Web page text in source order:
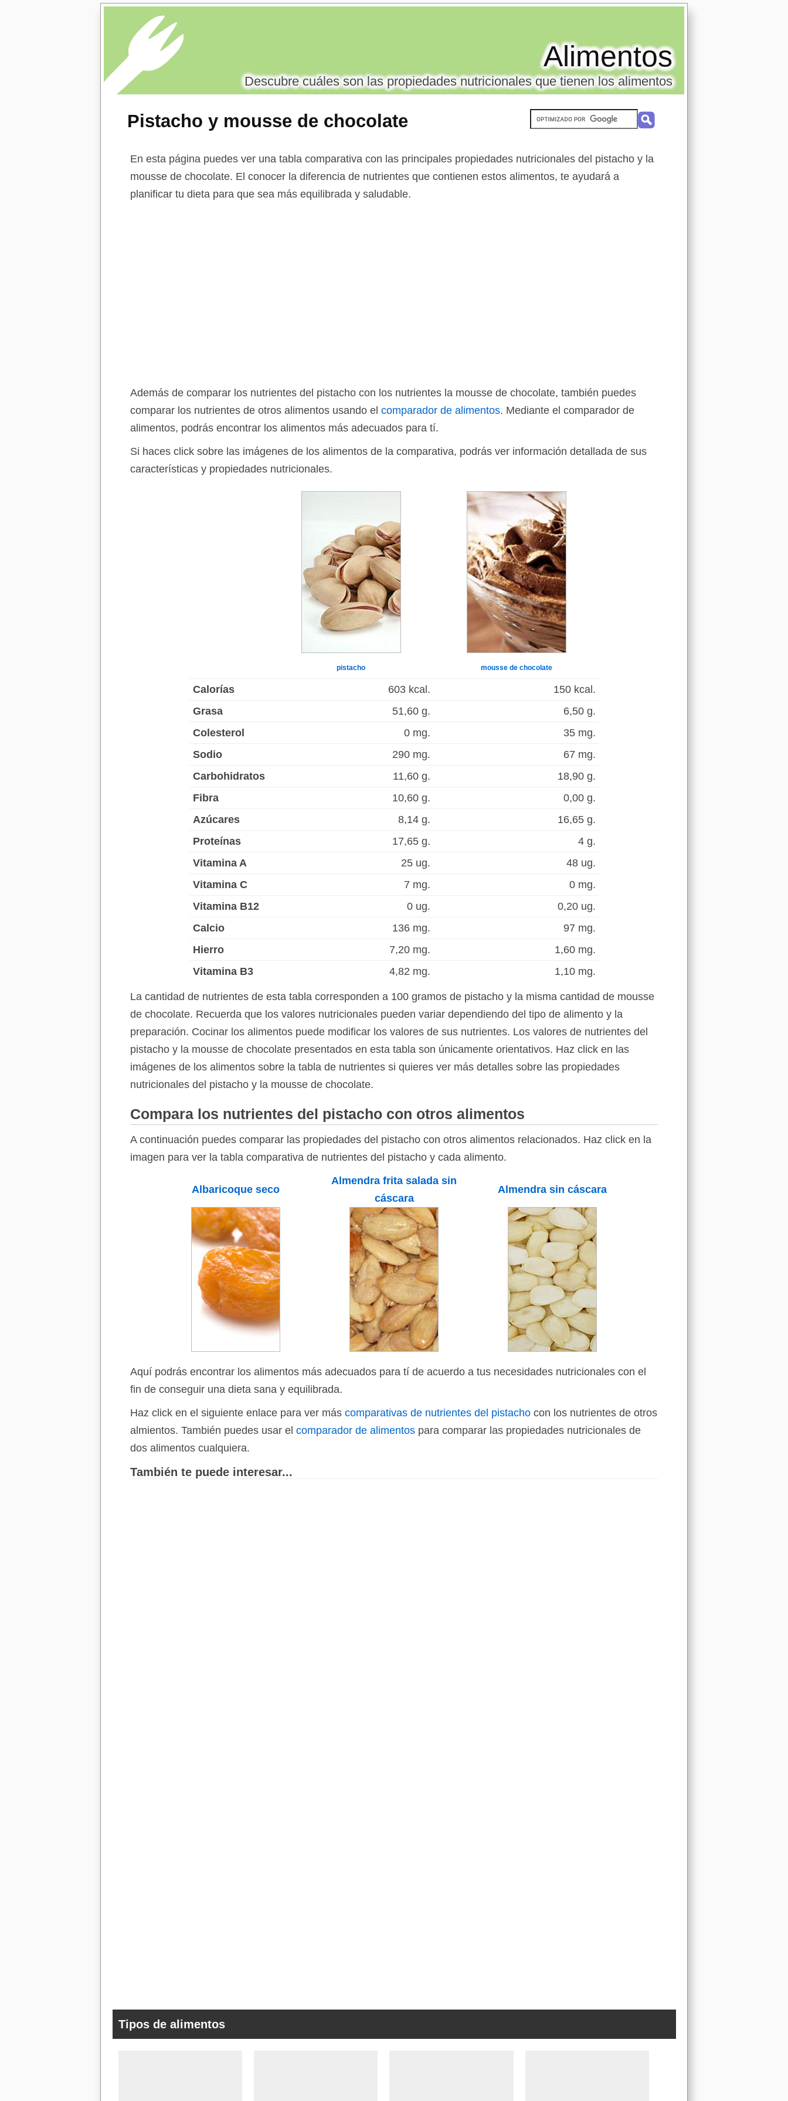
Pistacho y mousse de chocolate
Alimentos
Descubre cuáles son las propiedades nutricionales que tienen los alimentos
En esta página puedes ver una tabla comparativa con las principales propiedades nutricionales del pistacho y la
mousse de chocolate. El conocer la diferencia de nutrientes que contienen estos alimentos, te ayudará a
planificar tu dieta para que sea más equilibrada y saludable.
Además de comparar los nutrientes del pistacho con los nutrientes la mousse de chocolate, también puedes
comparar los nutrientes de otros alimentos usando el comparador de alimentos. Mediante el comparador de
alimentos, podrás encontrar los alimentos más adecuados para tí.
Si haces click sobre las imágenes de los alimentos de la comparativa, podrás ver información detallada de sus
características y propiedades nutricionales.
pistacho mousse de chocolate
Calorías 603 kcal.
150 kcal.
Grasa
51,60 g.
6,50 g.
Colesterol
0 mg.
35 mg.
Sodio
290 mg.
67 mg.
Carbohidratos
11,60 g.
18,90 g.
Fibra
10,60 g.
0,00 g.
Azúcares
8,14 g.
16,65 g.
Proteínas
17,65 g.
4 g.
Vitamina A
25 ug.
48 ug.
Vitamina C
7 mg.
0 mg.
Vitamina B12
0 ug.
0,20 ug.
Calcio
136 mg.
97 mg.
Hierro
7,20 mg.
1,60 mg.
Vitamina B3
4,82 mg. 1,10 mg.
La cantidad de nutrientes de esta tabla corresponden a 100 gramos de pistacho y la misma cantidad de mousse
de chocolate. Recuerda que los valores nutricionales pueden variar dependiendo del tipo de alimento y la
preparación. Cocinar los alimentos puede modificar los valores de sus nutrientes. Los valores de nutrientes del
pistacho y la mousse de chocolate presentados en esta tabla son únicamente orientativos. Haz click en las
imágenes de los alimentos sobre la tabla de nutrientes si quieres ver más detalles sobre las propiedades
nutricionales del pistacho y la mousse de chocolate.
Compara los nutrientes del pistacho con otros alimentos
A continuación puedes comparar las propiedades del pistacho con otros alimentos relacionados. Haz click en la
imagen para ver la tabla comparativa de nutrientes del pistacho y cada alimento.
Albaricoque seco
Almendra frita salada sin
cáscara
Almendra sin cáscara
Aquí podrás encontrar los alimentos más adecuados para tí de acuerdo a tus necesidades nutricionales con el
fin de conseguir una dieta sana y equilibrada.
Haz click en el siguiente enlace para ver más comparativas de nutrientes del pistacho con los nutrientes de otros
almientos. También puedes usar el comparador de alimentos para comparar las propiedades nutricionales de
dos alimentos cualquiera.
También te puede interesar...
Tipos de alimentos